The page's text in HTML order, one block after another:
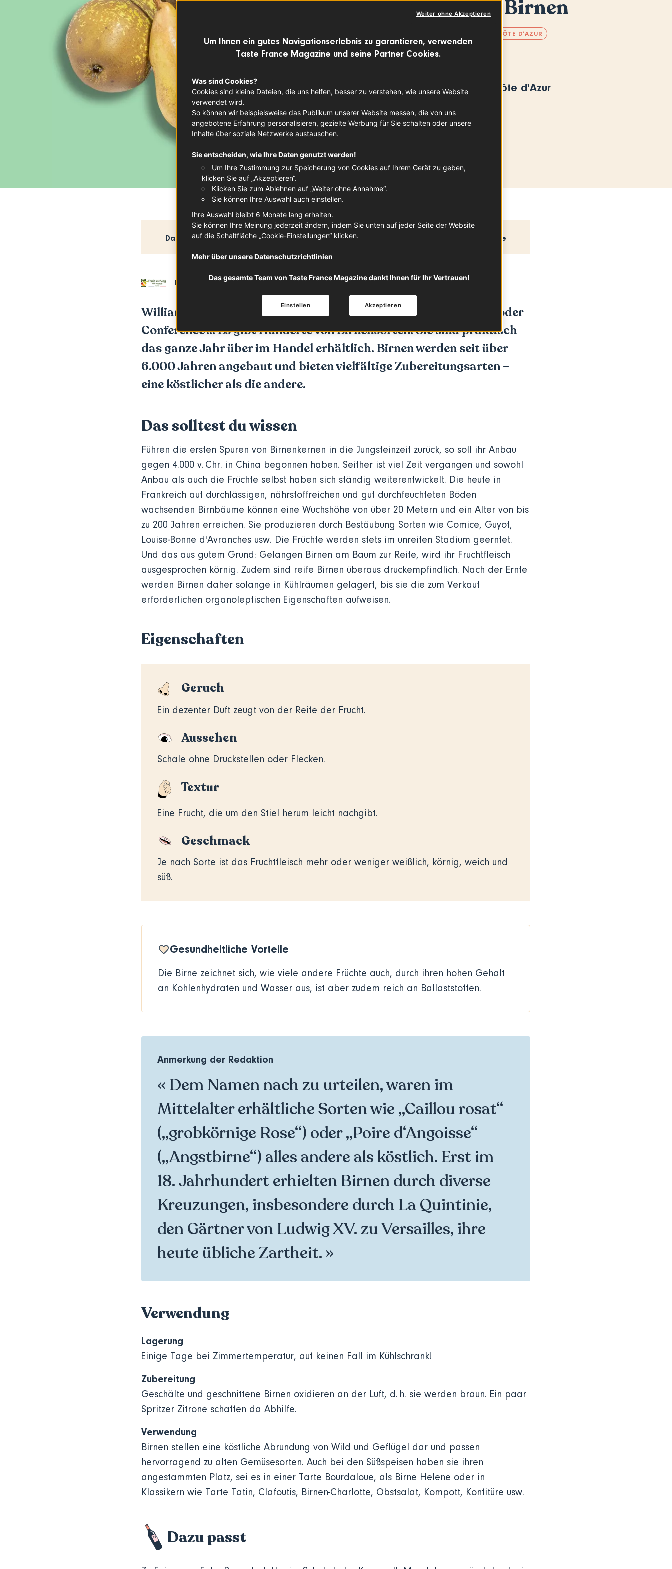
Französische Birnen
PROVENCE-ALPES-CÔTE D’AZUR
Provence-Alpes-Côte d'Azur
Das solltest du wissen Eigenschaften Rezepte
In Zusammenarbeit mitFruit & Veg from France
Williams, Guyot, Gellerts Butterbirne, Comice, Passe-Crassane oder
Conference … Es gibt Hunderte von Birnensorten. Sie sind praktisch
das ganze Jahr über im Handel erhältlich. Birnen werden seit über
6.000 Jahren angebaut und bieten vielfältige Zubereitungsarten –
eine köstlicher als die andere.
Das solltest du wissen
Führen die ersten Spuren von Birnenkernen in die Jungsteinzeit zurück, so soll ihr Anbau
gegen 4.000 v. Chr. in China begonnen haben. Seither ist viel Zeit vergangen und sowohl
Anbau als auch die Früchte selbst haben sich ständig weiterentwickelt. Die heute in
Frankreich auf durchlässigen, nährstoffreichen und gut durchfeuchteten Böden
wachsenden Birnbäume können eine Wuchshöhe von über 20 Metern und ein Alter von bis
zu 200 Jahren erreichen. Sie produzieren durch Bestäubung Sorten wie Comice, Guyot,
Louise-Bonne d'Avranches usw. Die Früchte werden stets im unreifen Stadium geerntet.
Und das aus gutem Grund: Gelangen Birnen am Baum zur Reife, wird ihr Fruchtfleisch
ausgesprochen körnig. Zudem sind reife Birnen überaus druckempfindlich. Nach der Ernte
werden Birnen daher solange in Kühlräumen gelagert, bis sie die zum Verkauf
erforderlichen organoleptischen Eigenschaften aufweisen.
Eigenschaften
Geruch
Ein dezenter Duft zeugt von der Reife der Frucht.
Aussehen
Schale ohne Druckstellen oder Flecken.
Textur
Eine Frucht, die um den Stiel herum leicht nachgibt.
Geschmack
Je nach Sorte ist das Fruchtfleisch mehr oder weniger weißlich, körnig, weich und
süß.
Gesundheitliche Vorteile
Die Birne zeichnet sich, wie viele andere Früchte auch, durch ihren hohen Gehalt
an Kohlenhydraten und Wasser aus, ist aber zudem reich an Ballaststoffen.
Anmerkung der Redaktion
« Dem Namen nach zu urteilen, waren im
Mittelalter erhältliche Sorten wie „Caillou rosat“
(„grobkörnige Rose“) oder „Poire d‘Angoisse“
(„Angstbirne“) alles andere als köstlich. Erst im
18. Jahrhundert erhielten Birnen durch diverse
Kreuzungen, insbesondere durch La Quintinie,
den Gärtner von Ludwig XV. zu Versailles, ihre
heute übliche Zartheit. »
Verwendung
Lagerung
Einige Tage bei Zimmertemperatur, auf keinen Fall im Kühlschrank!
Zubereitung
Geschälte und geschnittene Birnen oxidieren an der Luft, d. h. sie werden braun. Ein paar
Spritzer Zitrone schaffen da Abhilfe.
Verwendung
Birnen stellen eine köstliche Abrundung von Wild und Geflügel dar und passen
hervorragend zu alten Gemüsesorten. Auch bei den Süßspeisen haben sie ihren
angestammten Platz, sei es in einer Tarte Bourdaloue, als Birne Helene oder in
Klassikern wie Tarte Tatin, Clafoutis, Birnen-Charlotte, Obstsalat, Kompott, Konfitüre usw.
Dazu passt
Um Ihnen ein gutes Navigationserlebnis zu garantieren, verwenden
Taste France Magazine und seine Partner Cookies.
Was sind Cookies?
Cookies sind kleine Dateien, die uns helfen, besser zu verstehen, wie unsere Website
verwendet wird.
So können wir beispielsweise das Publikum unserer Website messen, die von uns
angebotene Erfahrung personalisieren, gezielte Werbung für Sie schalten oder unsere
Inhalte über soziale Netzwerke austauschen.
Sie entscheiden, wie Ihre Daten genutzt werden!
Um Ihre Zustimmung zur Speicherung von Cookies auf Ihrem Gerät zu geben,
klicken Sie auf „Akzeptieren“.
Klicken Sie zum Ablehnen auf „Weiter ohne Annahme“.
Sie können Ihre Auswahl auch einstellen.
Ihre Auswahl bleibt 6 Monate lang erhalten.
Sie können Ihre Meinung jederzeit ändern, indem Sie unten auf jeder Seite der Website
auf die Schaltfläche „Cookie-Einstellungen“ klicken.
Mehr über unsere Datenschutzrichtlinien
Das gesamte Team von Taste France Magazine dankt Ihnen für Ihr Vertrauen!
Weiter ohne Akzeptieren
Akzeptieren
Einstellen